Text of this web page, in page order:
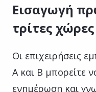
Εισαγωγή
τρίτες χώρες
Οι επιχειρήσεις
Α και Β μπορείτε
ενημέρωση και